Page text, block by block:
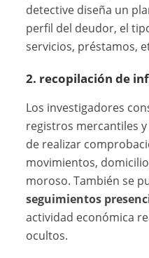
detective diseña un
perfil del deudor, el
servicios, préstamos,
2. recopilación de
Los investigadores
registros mercantiles
de realizar
movimientos,
moroso. También se
seguimientos
actividad económica
ocultos.